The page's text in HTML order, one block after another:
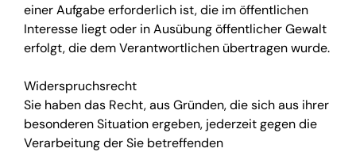
einer Aufgabe erforderlich ist, die im öffentlichen
Interesse liegt oder in Ausübung öffentlicher Gewalt
erfolgt, die dem Verantwortlichen übertragen wurde.
Widerspruchsrecht
Sie haben das Recht, aus Gründen, die sich aus ihrer
besonderen Situation ergeben, jederzeit gegen die
Verarbeitung der Sie betreffenden